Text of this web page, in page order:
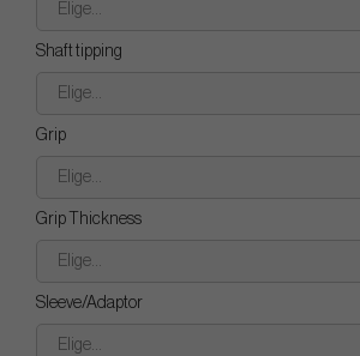
Elige...
Shaft tipping
Elige...
Grip
Elige...
Grip Thickness
Elige...
Sleeve/Adaptor
Elige...